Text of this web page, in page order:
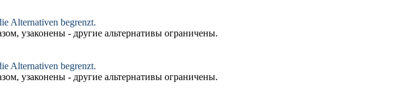
Alternativen begrenzt.
узаконены - другие альтернативы ограничены.
Alternativen begrenzt.
узаконены - другие альтернативы ограничены.